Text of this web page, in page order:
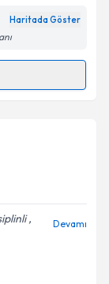
Haritada Göster
talebi
için bir
,
Devamı